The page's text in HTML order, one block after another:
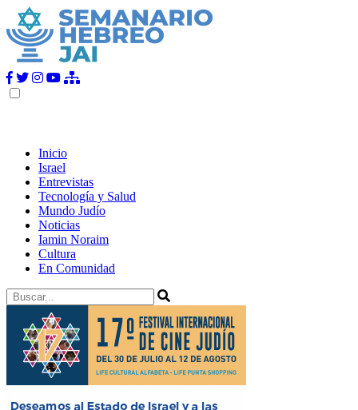
Inicio
Israel
Entrevistas
Tecnología y Salud
Mundo Judío
Noticias
Iamin Noraim
Cultura
En Comunidad